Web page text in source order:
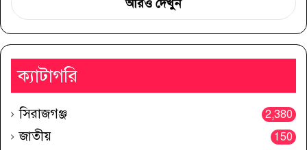
আরও দেখুন
ক্যাটাগরি
সিরাজগঞ্জ 2,380
জাতীয় 150